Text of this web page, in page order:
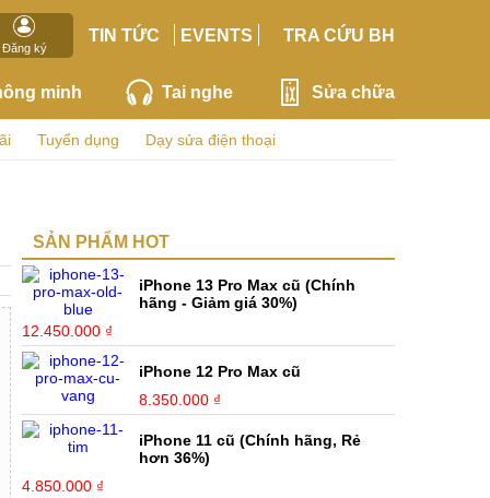
Đăng ký
TIN TỨC EVENTS TRA CỨU BH
minh Tai nghe Sửa chữa
Tuyển dụng Dạy sửa điện thoại
SẢN PHẨM HOT
iPhone 13 Pro Max cũ (Chính
hãng - Giảm giá 30%)
12.450.000 ₫
iPhone 12 Pro Max cũ
8.350.000 ₫
iPhone 11 cũ (Chính hãng, Rẻ
hơn 36%)
4.850.000 ₫